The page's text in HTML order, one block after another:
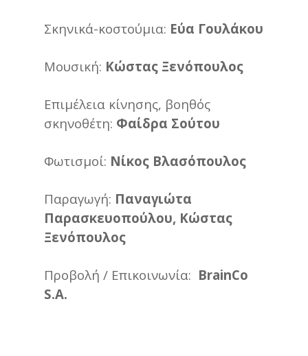
Σκηνικά-κοστούμια: Εύα Γουλάκου
Μουσική: Κώστας Ξενόπουλος
Επιμέλεια κίνησης, βοηθός
σκηνοθέτη: Φαίδρα Σούτου
Φωτισμοί: Νίκος Βλασόπουλος
Παραγωγή: Παναγιώτα
Παρασκευοπούλου, Κώστας
Ξενόπουλος
Προβολή / Επικοινωνία: BrainCo
S.A.